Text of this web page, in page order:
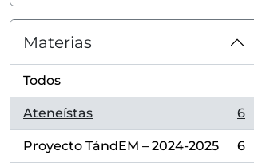
Materias
Todos
Ateneístas
, 6 resultados
6
Proyecto TándEM – 2024-2025
, 6 resultados
6